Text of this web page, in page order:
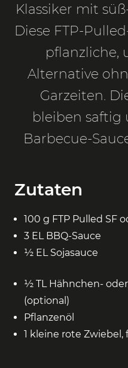
Klassiker mit
Diese FTP-
pflanzliche,
Alternative
Garzeiten.
bleiben saftig
Barbecue-
Zutaten
100 g FTP Pulled SF
3 EL BBQ-Sauce
½ EL Sojasauce
½ TL Hähnchen-
(optional)
Pflanzenöl
1 kleine rote